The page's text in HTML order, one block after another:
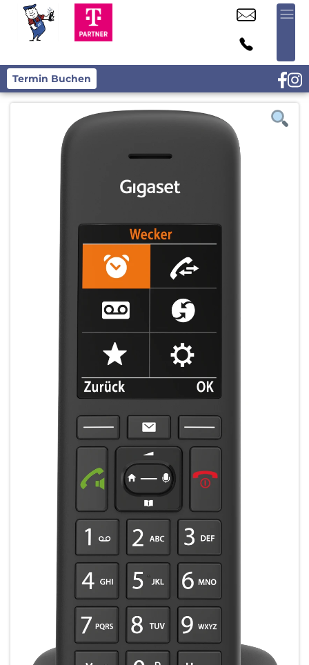
Termin Buchen